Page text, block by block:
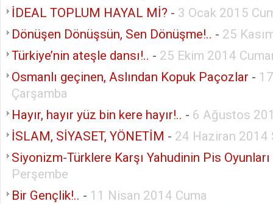
İDEAL TOPLUM HAYAL Mİ? - 3 Ocak 2015
Dönüşen Dönüşsün, Sen Dönüşme!.. - 25
Türkiye’nin ateşle dansı!.. - 25 Ekim 2014
Osmanlı geçinen, Aslından Kopuk Paçozlar -
Çarşamba
Hayır, hayır yüz bin kere hayır!.. - 6 Ağustos
İSLAM, SİYASET, YÖNETİM - 24 Haziran 2014
Siyonizm-Türklere Karşı Yahudinin Pis Oyunları
Perşembe
Bir Gençlik!.. - 11 Nisan 2014 Cuma